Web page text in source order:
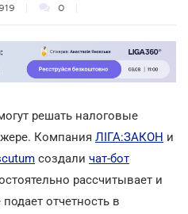
0
решать налоговые
Компания ЛІГА:ЗАКОН и
создали чат-бот
рассчитывает и
отчетность в